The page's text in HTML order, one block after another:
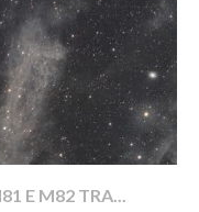
E M82 TRA...